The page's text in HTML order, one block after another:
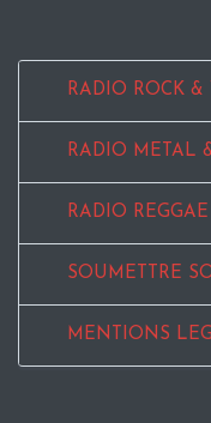
RADIO ROCK &
RADIO METAL
RADIO
SOUMETTRE
MENTIONS